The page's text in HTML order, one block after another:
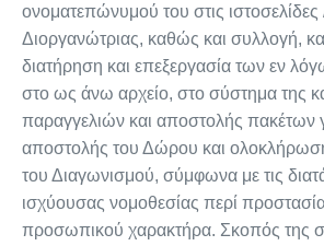
ονοματεπώνυμού του στις ιστοσελίδες
Διοργανώτριας, καθώς και συλλογή,
διατήρηση και επεξεργασία των εν
στο ως άνω αρχείο, στο σύστημα της
παραγγελιών και αποστολής πακέτων
αποστολής του Δώρου και
του Διαγωνισμού, σύμφωνα με τις
ισχύουσας νομοθεσίας περί
προσωπικού χαρακτήρα. Σκοπός της